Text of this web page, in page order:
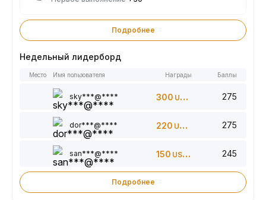
Подробнее
Недельный лидерборд
Место Имя пользователя Награды Баллы
sky***@**** 300 USDT 275
dor***@**** 220 USDT 275
san***@**** 150 USDT 245
Подробнее